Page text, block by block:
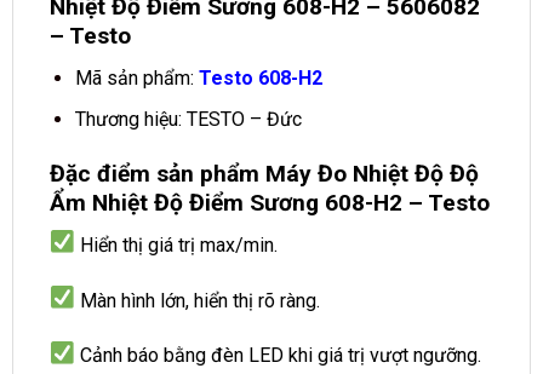
Nhiệt Độ Điểm Sương 608-H2 – 5606082
– Testo
Mã sản phẩm: Testo 608-H2
Thương hiệu: TESTO – Đức
Đặc điểm sản phẩm Máy Đo Nhiệt Độ Độ
Ẩm Nhiệt Độ Điểm Sương 608-H2 – Testo
Hiển thị giá trị max/min.
Màn hình lớn, hiển thị rõ ràng.
Cảnh báo bằng đèn LED khi giá trị vượt ngưỡng.